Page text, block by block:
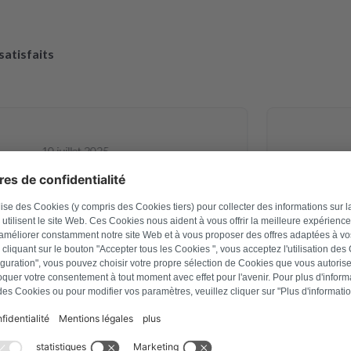
10 juillet 2025
Hartmann
carte électronique d un sèche linge
d alimentation, elle est revenue et
Pour le prix c est une
le sèche linge est reparti pour
Site
une